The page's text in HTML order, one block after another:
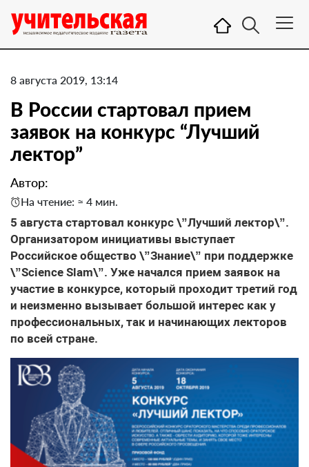
8 августа 2019, 13:14
В России стартовал прием
заявок на конкурс “Лучший
лектор”
Автор:
На чтение: ≈ 4 мин.
5 августа стартовал конкурс \”Лучший лектор\”.
Организатором инициативы выступает
Российское общество \”Знание\” при поддержке
\”Science Slam\”. Уже начался прием заявок на
участие в конкурсе, который проходит третий год
и неизменно вызывает большой интерес как у
профессиональных, так и начинающих лекторов
по всей стране.